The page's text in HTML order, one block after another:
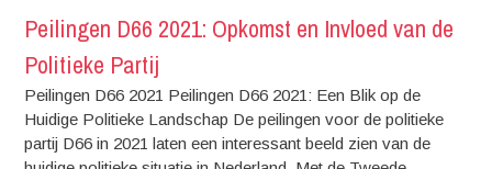
Peilingen D66 2021: Opkomst en Invloed van de
Politieke Partij
Peilingen D66 2021 Peilingen D66 2021: Een Blik op de
Huidige Politieke Landschap De peilingen voor de politieke
partij D66 in 2021 laten een interessant beeld zien van de